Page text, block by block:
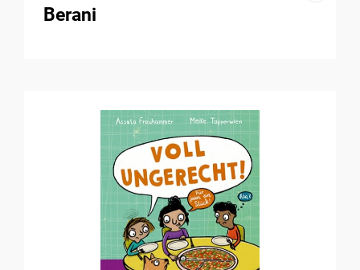
Berani